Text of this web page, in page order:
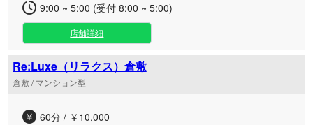
9:00 ~ 5:00 (受付 8:00 ~ 5:00)
店舗詳細
Re:Luxe（リラクス）倉敷
倉敷 / マンション型
60分 / ￥10,000